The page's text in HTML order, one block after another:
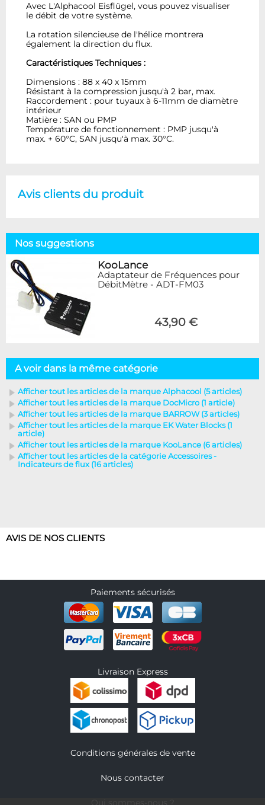
Avec L'Alphacool Eisflügel, vous pouvez visualiser
le débit de votre système.
La rotation silencieuse de l'hélice montrera
également la direction du flux.
Caractéristiques Techniques :
Dimensions : 88 x 40 x 15mm
Résistant à la compression jusqu'à 2 bar, max.
Raccordement : pour tuyaux à 6-11mm de diamètre
intérieur
Matière : SAN ou PMP
Température de fonctionnement : PMP jusqu'à
max. + 60°C, SAN jusqu'à max. 30°C.
Avis clients du produit
Nos suggestions
KooLance
Adaptateur de Fréquences pour
DébitMètre - ADT-FM03
43,90 €
A voir dans la même catégorie
Afficher tout les articles de la marque Alphacool (5 articles)
Afficher tout les articles de la marque DocMicro (1 article)
Afficher tout les articles de la marque BARROW (3 articles)
Afficher tout les articles de la marque EK Water Blocks (1
article)
Afficher tout les articles de la marque KooLance (6 articles)
Afficher tout les articles de la catégorie Accessoires -
Indicateurs de flux (16 articles)
AVIS DE NOS CLIENTS
Paiements sécurisés
Livraison Express
Conditions générales de vente
Nous contacter